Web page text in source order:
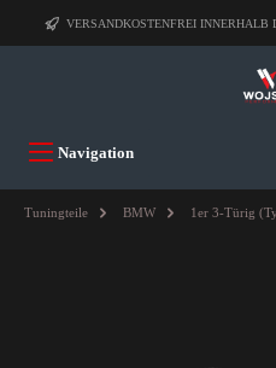
VERSANDKOSTENFREI INNERHALB
Navigation
Tuningteile BMW 1er 3-Türig